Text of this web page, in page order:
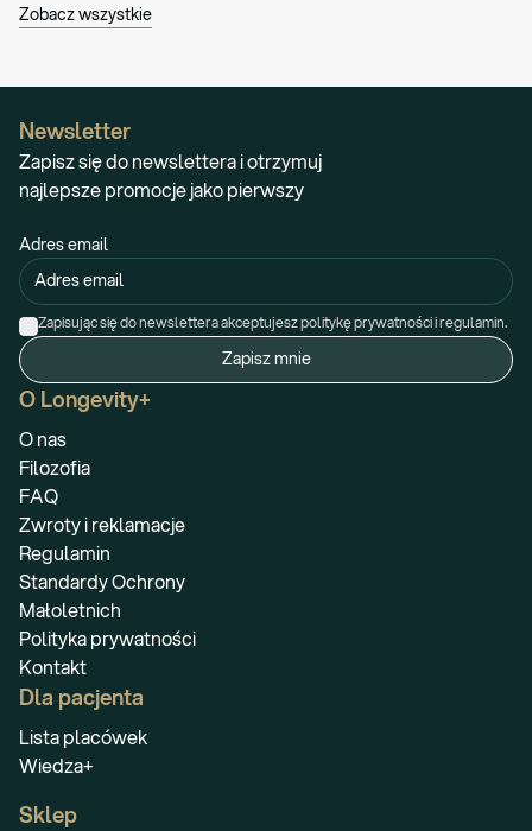
Zobacz wszystkie
O Longevity+
O nas
Filozofia
FAQ
Zwroty i reklamacje
Regulamin
Standardy Ochrony
Małoletnich
Polityka prywatności
Kontakt
Dla pacjenta
Lista placówek
Wiedza+
Sklep
Newsletter
Zapisz się do newslettera i otrzymuj
najlepsze promocje jako pierwszy
Adres email
Zapisując się do newslettera akceptujesz politykę prywatności i regulamin.
Zapisz mnie